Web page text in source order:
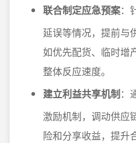
联合制定应急预案：
延误等情况，提前与
如优先配货、临时增
整体反应速度。
建立利益共享机制：
激励机制，调动供应
险和分享收益，提升